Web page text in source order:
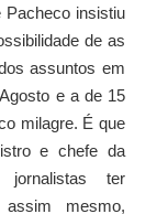
Pacheco insistiu
de as
assuntos em
e a de 15
milagre. É que
e chefe da
ter
mesmo,